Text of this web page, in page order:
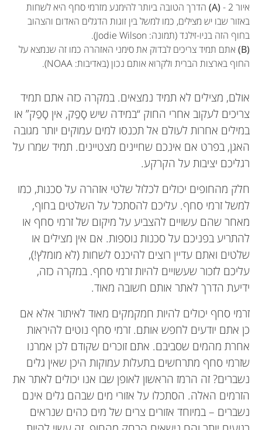
Sebastian J. Pitman
אני מרצה באוניברסיטת קאנטברי בניו-זילנד. המחקר
שלי מתמקד במדידת זרמי סחף בשילוב של שיטות
שונות, כולל ניסויי שטח ושימוש במצלמות וידאו כדי
להסריט את זרמי הסחף. כיום אני עובד באופן צמוד עם
האיגוד לגלישה מצילת חיים בניו זילנד במטרה לחזות
בצורה טובה יותר את זרמי הסחף בחופי גלישה בצפון
Shari L. Gallop
אני ביולוגית ימית. מטרת המחקר שלי היא להבין את
הקשרים שבין הים לבין החוף, בסקאלות שונות של זמן
ומרחב. ערכתי מחקר נרחב על אזורי גלישה,
סירקולציה של זרמי סחף והשלכות על בטיחות. אני
מרצה בכירה באוניברסיטת וואיקאטו, טאוּרַנְגָה,
Robert W. Brander
אני גיאוֹמוֹרפוֹלוֹג של החופים (אדם שחוקר כיצד חופים
משתנים) ומדען של בטיחות ימית מ-UNSW, סידני.
המחקר שלי מתמקד באפיון פיזי של סכנות בחופים כמו
זרמי סחף, והכלת שיטות של מדעי החברה במטרה
להבין את התנהגותם של באי החופים בכל מה שקשור
Noah
גיל: 13
קוראים לי נוח. אני נהנה למצוא צדפות ולצלול עם
שנורקל יחד עם המשפחה שלי. הנושא האהוב עליי
בבית הספר הוא מדע. שלושת האחים שלי ואני
אוהבים לשחק משחקי וידאו יחד. אני נהנה ממזג אוויר
קר הכי מכולם, ואני אוהב לטייל בהרים. יש לנו כלב
Shiba Inu ששמו Cody. הוא אוהב לחייך ויודע לבצע
גיל: 8
היי, קוראים לי ניקולס ואני בן 8. נולדתי באנגליה אולם
עברתי למדריד כשהייתי בן שנה וכיום אני גר בווינה,
אוסטריה. לכן אני מדבר אנגלית, ספרדית וגרמנית.
איור 2 - (A)
הדרך הטובה ביותר להימנע מזרמי סחף היא לשחות
באזור שבו יש מצילים, כמו למשל בין זוגות הדגלים האדום והצהוב
בחוף הזה בניו-זילנד (תמונה: Jodie Wilson).
(B)
אתם תמיד צריכים לבדוק את סימני האזהרה כמו זה שנמצא על
החוף בארצות הברית ולקרוא אותם נכון (באדיבות: NOAA).
אולם, מצילים לא תמיד נמצאים. במקרה כזה אתם תמיד
צריכים לעקוב אחרי החוק “במידה שיש סָפֵק, אין סָפֵק” או
במילים אחרות לעולם אל תכנסו למים עמוקים יותר מגובה
האגן, בפרט אם אינכם שחיינים מצטיינים. תמיד שמרו על
רגליכם יציבות על הקרקע.
חלק מהחופים יכולים לכלול שלטי אזהרה על סכנות, כמו
למשל זרמי סחף. עליכם להסתכל על השלטים בחוף,
מאחר שהם עשויים להצביע על מיקום של זרמי סחף או
להתריע בפניכם על סכנות נוספות. אם אין מצילים או
שלטים ואתם עדיין רוצים להיכנס לשחות (לא מומלץ!),
עליכם לזכור שעשויים להיות זרמי סחף. במקרה כזה,
ידיעת הדרך לאתר אותם חשובה מאוד.
זרמי סחף יכולים להיות חמקמקים מאוד לאיתור אלא אם
כן אתם יודעים לחפש אותם. זרמי סחף נוטים להיראות
אחרת מהמים שסביבם. אתם זוכרים שקודם לכן אמרנו
שזרמי סחף מתרחשים בתעלות עמוקות היכן שאין גלים
נשברים? זה הרמז הראשון לאופן שבו אנו יכולים לאתר את
הזרמים האלה. הסתכלו על אזורי מים שבהם גלים אינם
נשברים – במיוחד אזורים צרים של מים כהים שנראים